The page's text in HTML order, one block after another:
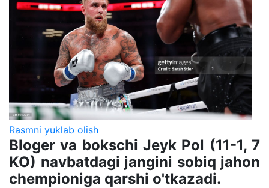
Rasmni yuklab olish
Bloger va bokschi Jeyk Pol (11-1, 7
KO) navbatdagi jangini sobiq jahon
chempioniga qarshi o'tkazadi.